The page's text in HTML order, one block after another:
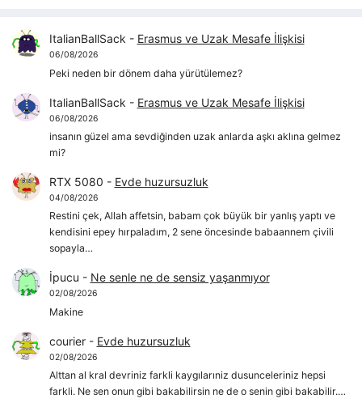
ItalianBallSack - Erasmus ve Uzak Mesafe İlişkisi
06/08/2026
Peki neden bir dönem daha yürütülemez?
ItalianBallSack - Erasmus ve Uzak Mesafe İlişkisi
06/08/2026
insanın güzel ama sevdiğinden uzak anlarda aşkı aklına gelmez
mi?
RTX 5080 - Evde huzursuzluk
04/08/2026
Restini çek, Allah affetsin, babam çok büyük bir yanlış yaptı ve
kendisini epey hırpaladım, 2 sene öncesinde babaannem çivili
sopayla…
İpucu - Ne senle ne de sensiz yaşanmıyor
02/08/2026
Makine
courier- Evde huzursuzluk
02/08/2026
Alttan al kral devriniz farkli kaygılarıniz dusunceleriniz hepsi
farkli. Ne sen onun gibi bakabilirsin ne de o senin gibi bakabilir.…